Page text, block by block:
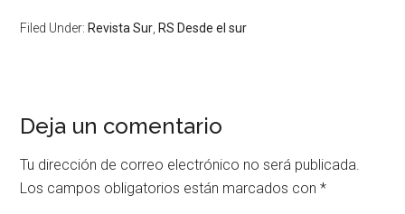
Filed Under: Revista Sur RS Desde el sur
Deja un comentario
Tu dirección de correo electrónico no será publicada.
Los campos obligatorios están marcados con*